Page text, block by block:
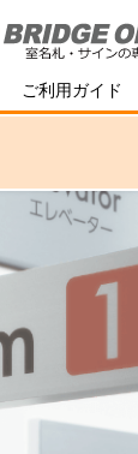
ご利用ガイド